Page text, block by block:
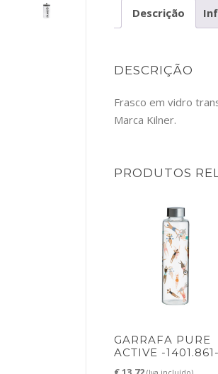
Descrição
DESCRIÇÃO
Frasco em vidro
Marca Kilner.
PRODUTOS
GARRAFA PURE
ACTIVE -